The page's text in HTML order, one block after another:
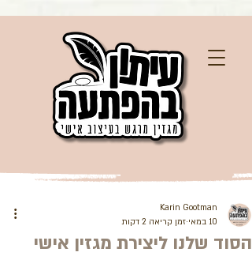
הסוד שלנו ליצירת מגזין אישי
Karin Gootman
10 במאי
זמן קריאה 2 דקות